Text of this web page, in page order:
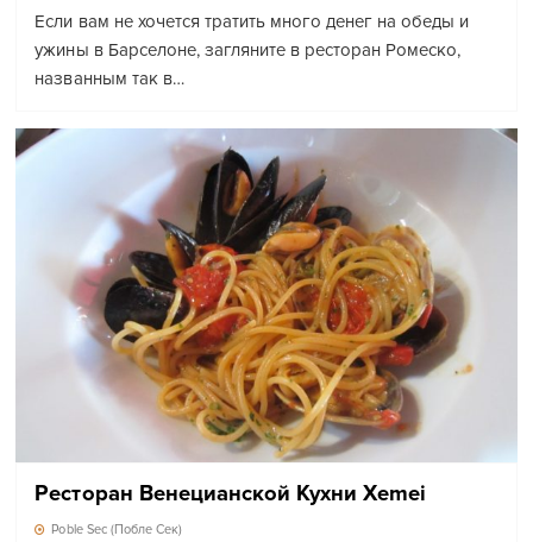
Если вам не хочется тратить много денег на обеды и
ужины в Барселоне, загляните в ресторан Ромеско,
названным так в…
Ресторан Венецианской Кухни Xemei
Poble Sec (Побле Сек)